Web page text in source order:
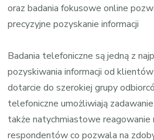
oraz badania fokusowe online
precyzyjne pozyskanie informacji
Badania telefoniczne są jedną z
pozyskiwania informacji od
dotarcie do szerokiej grupy
telefoniczne umożliwiają
także natychmiastowe reagowanie
respondentów co pozwala na